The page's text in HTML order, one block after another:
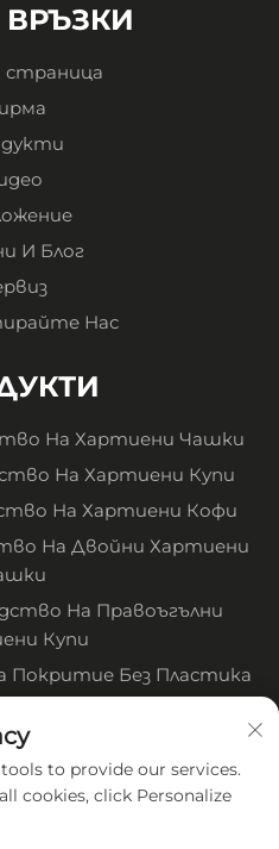
страница
И Блог
Нас
На Хартиени Чашки
На Хартиени Купи
На Хартиени Кофи
На Двойни Хартиени
На Правоъгълни
Купи
Покритие Без Пластика
Хартия В Рулони
Машини
to provide our services.
cookies, click Personalize